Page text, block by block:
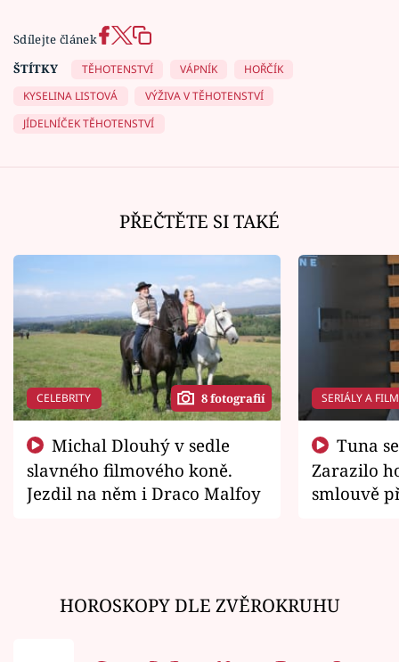
Sdílejte článek
ŠTÍTKY
TĚHOTENSTVÍ VÁPNÍK
HOŘČÍK
KYSELINA LISTOVÁ
VÝŽIVA V TĚHOTENSTVÍ
JÍDELNÍČEK TĚHOTENSTVÍ
PŘEČTĚTE SI TAKÉ
CELEBRITY 8 fotografií
slavného filmového koně.
Jezdil na něm i Draco Malfoy
SERIÁLY A
Zarazilo
smlouvě
HOROSKOPY DLE ZVĚROKRUHU